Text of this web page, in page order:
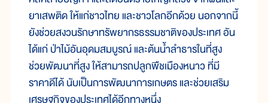
ยาเสพติด ให้แก่ชาวไทย และชาวโลกอีกด้วย นอกจากนี้
ยังช่วยสงวนรักษาทรัพยากรธรรมชาติของประเทศ อัน
ได้แก่ ป่าไม้อันอุดมสมบูรณ์ และต้นน้ำลำธารในที่สูง
ช่วยพัฒนาที่สูง ให้สามารถปลูกพืชเมืองหนาว ที่มี
ราคาดีได้ นับเป็นการพัฒนาการเกษตร และช่วยเสริม